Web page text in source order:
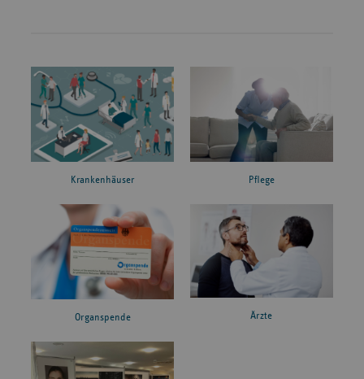
Krankenhäuser Pflege
Organspende Ärzte